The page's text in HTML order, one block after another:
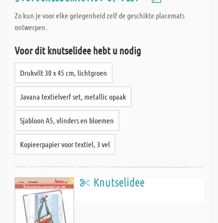
Zo kun je voor elke gelegenheid zelf de geschikte placemats
ontwerpen.
Voor dit knutselidee hebt u nodig
Drukvilt 30 x 45 cm, lichtgroen
Javana textielverf set, metallic opaak
Sjabloon A5, vlinders en bloemen
Kopieerpapier voor textiel, 3 vel
Knutselidee